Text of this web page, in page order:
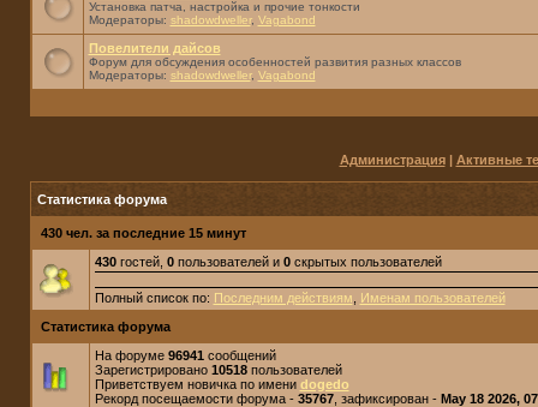
Установка патча, настройка и прочие тонкости
Модераторы: shadowdweller, Vagabond
Повелители дайсов
Форум для обсуждения особенностей развития разных классов
Модераторы: shadowdweller, Vagabond
Администрация| Активные
Статистика форума
430 чел. за последние 15 минут
430гостей, 0пользователей и 0скрытых пользователей
Полный список по: Последним действиям
Именам пользователей
Статистика форума
На форуме 96941 сообщений
Зарегистрировано 10518пользователей
Приветствуем новичка по имени dogedo
Рекорд посещаемости форума - 35767, зафиксирован - May 18 2026,